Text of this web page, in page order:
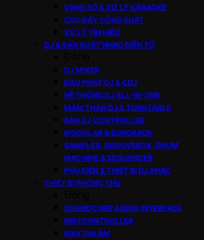
VANG SỐ & XỬ LÝ KARAOKE
CỤC ĐẨY CÔNG SUẤT
XỬ LÝ TÍN HIỆU
DJ & SẢN XUẤT NHẠC ĐIỆN TỬ
DJ MIXER
ĐẦU PHÁT DJ & CDJ
HỆ THỐNG DJ ALL-IN-ONE
MÂM THAN DJ & TURNTABLE
BÀN DJ CONTROLLER
MODULAR & EURORACK
SAMPLER, GROOVEBOX, DRUM
MACHINE & SEQUENCER
PHỤ KIỆN & THIẾT BỊ DJ KHÁC
THIẾT BỊ PHÒNG THU
SOUNDCARD AUDIO INTERFACE
MIDI CONTROLLER
MÁY GHI ÂM